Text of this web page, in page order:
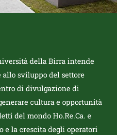
della Birra intende
sviluppo del settore
di divulgazione di
cultura e opportunità
del mondo Ho.Re.Ca. e
e la crescita degli operatori